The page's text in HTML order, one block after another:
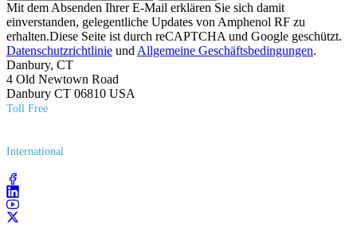
Mit dem Absenden Ihrer E-Mail erklären Sie sich damit
einverstanden, gelegentliche Updates von Amphenol RF zu
erhalten.Diese Seite ist durch reCAPTCHA und Google geschützt.
Datenschutzrichtlinie und Allgemeine Geschäftsbedingungen.
Danbury, CT
4 Old Newtown Road
Danbury CT 06810 USA
Toll Free
International